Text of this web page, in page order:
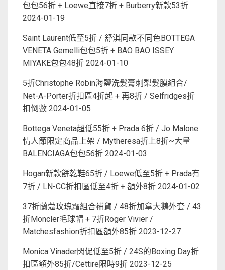
包包56折 + Loewe直接7折 + Burberry新款53折
2024-01-19
Saint Laurent低至5折 / 舒淇同款不同色BOTTEGA
VENETA Gemelli包包5折 + BAO BAO ISSEY
MIYAKE包包48折 2024-01-10
5折Christophe Robin海鹽洗髮膏刺梨髮膜組合/
Net-A-Porter折扣區4折起 + 再8折 / Selfridges折
扣倒數 2024-01-05
Bottega Veneta超低55折 + Prada 6折 / Jo Malone
情人節限定商品上架 / Mytheresa折上8折~大量
BALENCIAGA包包56折 2024-01-03
Hogan新款餅乾鞋65折 / Loewe低至5折 + Prada有
7折 / LN-CC折扣區低至4折 + 額外8折 2024-01-02
37折蘭蔻玫瑰霜組合補貨 / 48折加拿大鵝外套 / 43
折Moncler毛球帽 + 7折Roger Vivier /
Matchesfashion折扣區額外85折 2023-12-27
Monica Vinader閃促低至5折 / 24S的Boxing Day折
扣區額外85折/Cettire限時9折 2023-12-25